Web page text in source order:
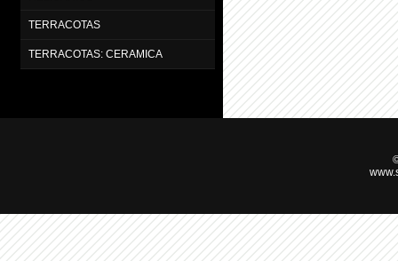
TERRACOTAS
TERRACOTAS: CERAMICA